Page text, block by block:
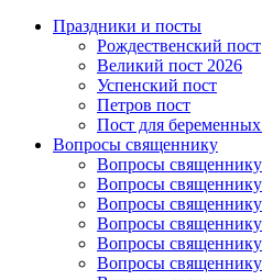
Праздники и посты
Рождественский пост
Великий пост 2026
Успенский пост
Петров пост
Пост для
Вопросы священнику
Вопросы священнику
Вопросы
Вопросы
Вопросы
Вопросы священнику
Вопросы священнику